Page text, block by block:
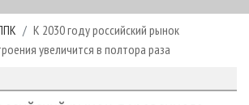
К 2030 году российский рынок
увеличится в полтора раза